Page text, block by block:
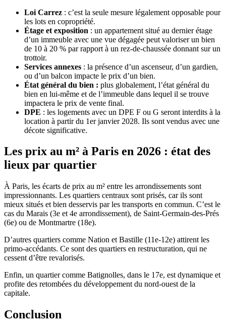
Loi Carrez : c’est la seule mesure légalement opposable pour
les lots en copropriété.
Étage et exposition : un appartement situé au dernier étage
d’un immeuble avec une vue dégagée peut valoriser un bien
de 10 à 20 % par rapport à un rez-de-chaussée donnant sur un
trottoir.
Services annexes : la présence d’un ascenseur, d’un gardien,
ou d’un balcon impacte le prix d’un bien.
État général du bien : plus globalement, l’état général du
bien en lui-même et de l’immeuble dans lequel il se trouve
impactera le prix de vente final.
DPE : les logements avec un DPE F ou G seront interdits à la
location à partir du 1er janvier 2028. Ils sont vendus avec une
décote significative.
Les prix au m² à Paris en 2026 : état des
lieux par quartier
À Paris, les écarts de prix au m² entre les arrondissements sont
impressionnants. Les quartiers centraux sont prisés, car ils sont
mieux situés et bien desservis par les transports en commun. C’est le
cas du Marais (3e et 4e arrondissement), de Saint-Germain-des-Prés
(6e) ou de Montmartre (18e).
D’autres quartiers comme Nation et Bastille (11e-12e) attirent les
primo-accédants. Ce sont des quartiers en restructuration, qui ne
cessent d’être revalorisés.
Enfin, un quartier comme Batignolles, dans le 17e, est dynamique et
profite des retombées du développement du nord-ouest de la
capitale.
Conclusion